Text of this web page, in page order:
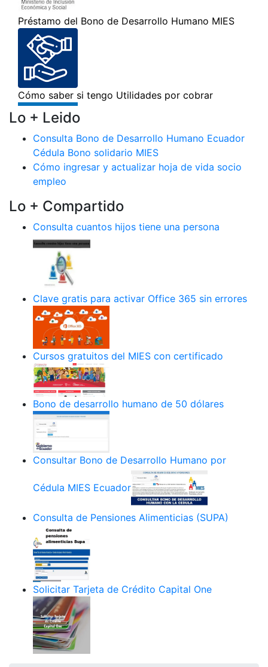
Lo + Leido
Consulta Bono de Desarrollo Humano Ecuador
Cédula Bono solidario MIES
Cómo ingresar y actualizar hoja de vida socio
empleo
Lo + Compartido
Consulta cuantos hijos tiene una persona
Clave gratis para activar Office 365 sin errores
Cursos gratuitos del MIES con certificado
Bono de desarrollo humano de 50 dólares
Consultar Bono de Desarrollo Humano por
Cédula MIES Ecuador
Consulta de Pensiones Alimenticias (SUPA)
Solicitar Tarjeta de Crédito Capital One